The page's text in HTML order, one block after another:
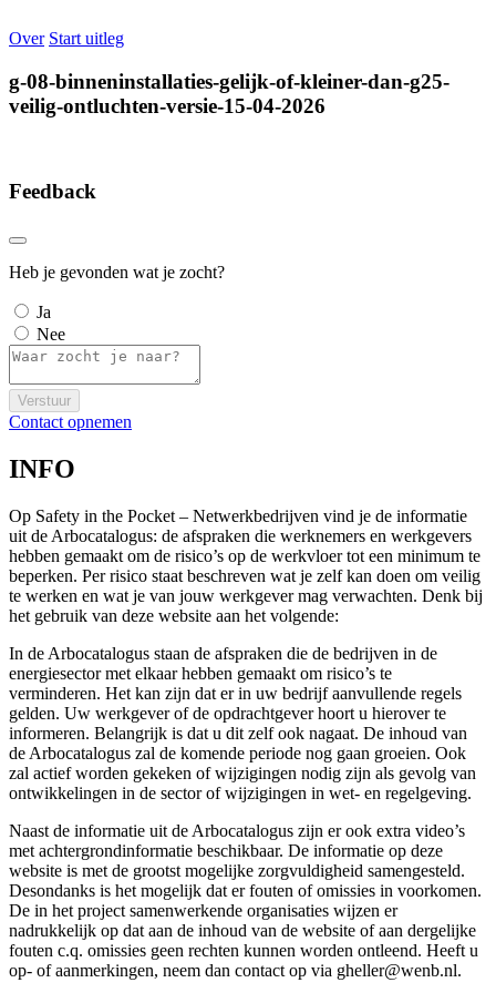
Over Start uitleg
g-08-binneninstallaties-gelijk-of-kleiner-dan-g25-
veilig-ontluchten-versie-15-04-2026
Feedback
Heb je gevonden wat je zocht?
Ja
Nee
Verstuur
Contact opnemen
INFO
Op Safety in the Pocket – Netwerkbedrijven vind je de informatie
uit de Arbocatalogus: de afspraken die werknemers en werkgevers
hebben gemaakt om de risico’s op de werkvloer tot een minimum te
beperken. Per risico staat beschreven wat je zelf kan doen om veilig
te werken en wat je van jouw werkgever mag verwachten. Denk bij
het gebruik van deze website aan het volgende:
In de Arbocatalogus staan de afspraken die de bedrijven in de
energiesector met elkaar hebben gemaakt om risico’s te
verminderen. Het kan zijn dat er in uw bedrijf aanvullende regels
gelden. Uw werkgever of de opdrachtgever hoort u hierover te
informeren. Belangrijk is dat u dit zelf ook nagaat. De inhoud van
de Arbocatalogus zal de komende periode nog gaan groeien. Ook
zal actief worden gekeken of wijzigingen nodig zijn als gevolg van
ontwikkelingen in de sector of wijzigingen in wet- en regelgeving.
Naast de informatie uit de Arbocatalogus zijn er ook extra video’s
met achtergrondinformatie beschikbaar. De informatie op deze
website is met de grootst mogelijke zorgvuldigheid samengesteld.
Desondanks is het mogelijk dat er fouten of omissies in voorkomen.
De in het project samenwerkende organisaties wijzen er
nadrukkelijk op dat aan de inhoud van de website of aan dergelijke
fouten c.q. omissies geen rechten kunnen worden ontleend. Heeft u
op- of aanmerkingen, neem dan contact op via gheller@wenb.nl.